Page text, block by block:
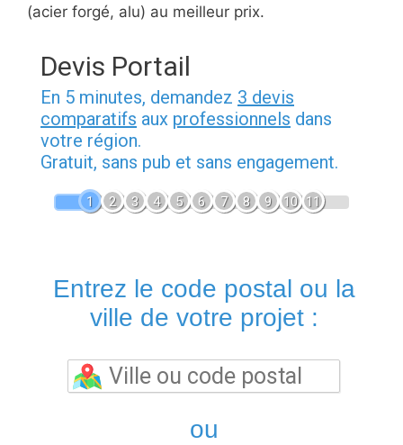
(acier forgé, alu) au meilleur prix.
Devis Portail
En 5 minutes, demandez 3 devis
comparatifs aux professionnels dans
votre région.
Gratuit, sans pub et sans engagement.
1 2 3 4 5 6 7 8 9 10 11
Entrez le code postal ou la
ville de votre projet :
ou